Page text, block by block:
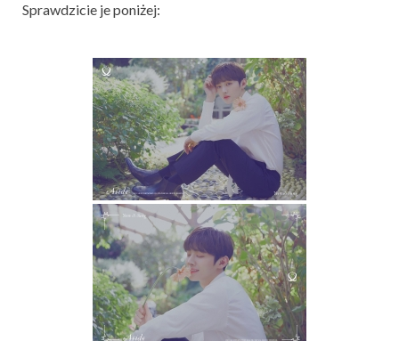
Sprawdzicie je poniżej: